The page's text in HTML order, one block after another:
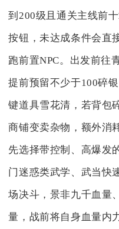
到200级且通关主线前
按钮，未达成条件会直
跑前置NPC。出发前往
提前预留不少于100碎
键道具雪花清，若背包
商铺变卖杂物，额外消
先选择带控制、高爆发
门迷惑类武学、武当快
场决斗，景非九千血量
量，战前将自身血量内